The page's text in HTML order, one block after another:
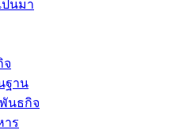
ป็นมา
จ
ฐาน
นธกิจ
าร